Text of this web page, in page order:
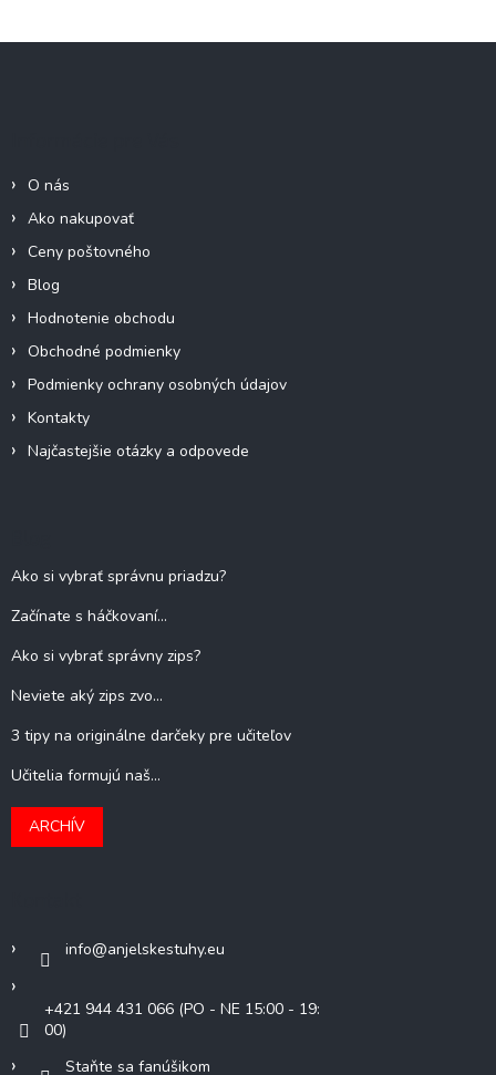
O nás
Ako nakupovať
Ceny poštovného
Blog
Hodnotenie obchodu
Obchodné podmienky
Podmienky ochrany osobných údajov
Kontakty
Najčastejšie otázky a odpovede
Ako si vybrať správnu priadzu?
Začínate s háčkovaní...
Ako si vybrať správny zips?
Neviete aký zips zvo...
3 tipy na originálne darčeky pre učiteľov
Učitelia formujú naš...
ARCHÍV
info@anjelskestuhy.eu
+421 944 431 066 (PO - NE 15:00 - 19:
00)
Staňte sa fanúšikom